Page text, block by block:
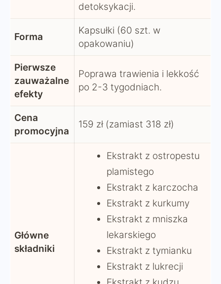
detoksykacji.
Forma
Kapsułki (60 szt. w
opakowaniu)
Pierwsze
zauważalne
efekty
Poprawa trawienia i lekkość
po 2-3 tygodniach.
Cena
promocyjna
159 zł (zamiast 318 zł)
Główne
składniki
Ekstrakt z ostropestu
plamistego
Ekstrakt z karczocha
Ekstrakt z kurkumy
Ekstrakt z mniszka
lekarskiego
Ekstrakt z tymianku
Ekstrakt z lukrecji